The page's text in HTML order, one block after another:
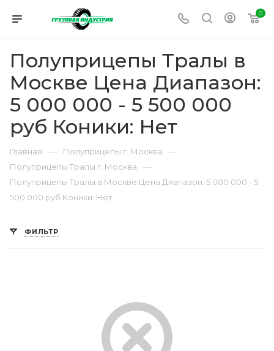
0
Полуприцепы Тралы в
Москве Цена Диапазон:
5 000 000 - 5 500 000
руб Коники: Нет
Главная — Полуприцепы г. Москва —
Полуприцепы Тралы г. Москва —
Полуприцепы Тралы в Москве Цена Диапазон: 5 000 000 - 5
500 000 руб Коники: Нет
ФИЛЬТР